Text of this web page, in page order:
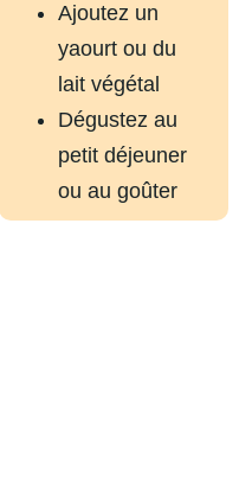
Ajoutez un
yaourt ou du
lait végétal
Dégustez au
petit déjeuner
ou au goûter